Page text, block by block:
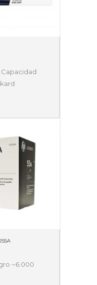
Capacidad
~6.000